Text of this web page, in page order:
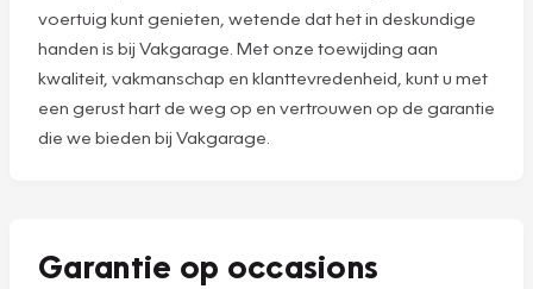
voertuig kunt genieten, wetende dat het in deskundige
handen is bij Vakgarage. Met onze toewijding aan
kwaliteit, vakmanschap en klanttevredenheid, kunt u met
een gerust hart de weg op en vertrouwen op de garantie
die we bieden bij Vakgarage.
Garantie op occasions